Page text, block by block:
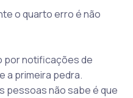
o quarto erro é não
por notificações de
a primeira pedra.
pessoas não sabe é que